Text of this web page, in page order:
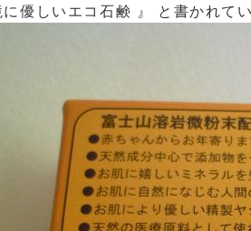
に優しいエコ石鹸 』 と書かれて